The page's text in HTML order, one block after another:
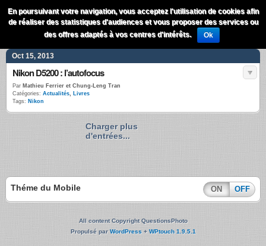
QuestionsPhoto Menu
Oct 15, 2013
Nikon D5200 : l’autofocus
Par Mathieu Ferrier et Chung-Leng Tran
Catégories: Actualités, Livres
Tags: Nikon
Charger plus
d'entrées...
Théme du Mobile ON OFF
All content Copyright QuestionsPhoto
Propulsé parWordPress+WPtouch 1.9.5.1
En poursuivant votre navigation, vous acceptez l'utilisation de cookies afin
de réaliser des statistiques d'audiences et vous proposer des services ou
des offres adaptés à vos centres d'intérêts.
Ok